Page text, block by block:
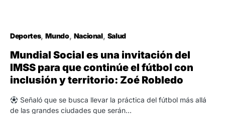
Deportes Mundo Nacional Salud
Mundial Social es una invitación del
IMSS para que continúe el fútbol con
inclusión y territorio: Zoé Robledo
Señaló que se busca llevar la práctica del fútbol más allá
de las grandes ciudades que serán…